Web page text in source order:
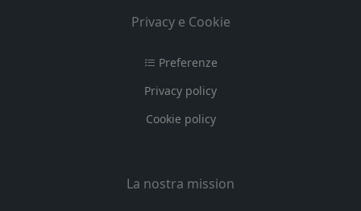
Privacy e Cookie
Preferenze
Privacy policy
Cookie policy
La nostra mission